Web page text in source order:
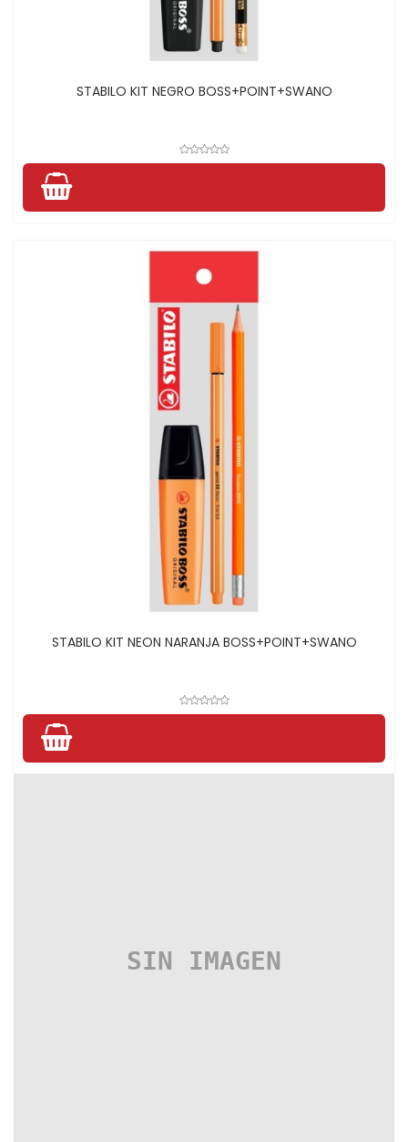
STABILO KIT NEGRO BOSS+POINT+SWANO
STABILO KIT NEON NARANJA BOSS+POINT+SWANO